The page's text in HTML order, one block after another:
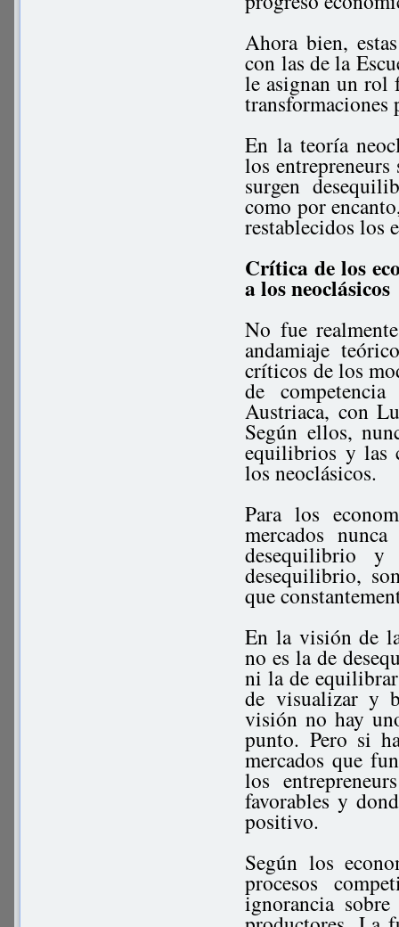
Ahora bien,
con las de la
le asignan un rol
transformaciones
En la teoría
los
surgen
como por
restablecidos los
Crítica de los
a los neoclásicos
No fue
andamiaje
críticos de los
de
Austriaca, con
Según ellos,
equilibrios y las
los neoclásicos.
Para los
mercados
desequilibrio y
desequilibrio,
que
En la visión de
no es la de
ni la de
de visualizar y
visión no hay
punto. Pero si
mercados que
los
favorables y
positivo.
Según los
procesos
ignorancia